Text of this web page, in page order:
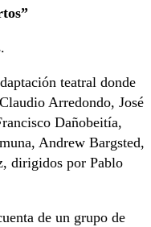
teatral donde
Arredondo, José
Dañobeitía,
Andrew Bargsted,
dirigidos por Pablo
de un grupo de